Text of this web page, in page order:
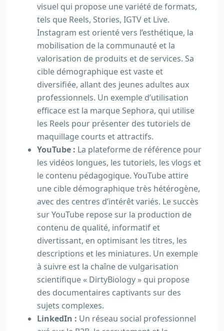
visuel qui propose une variété de formats,
tels que Reels, Stories, IGTV et Live.
Instagram est orienté vers l’esthétique, la
mobilisation de la communauté et la
valorisation de produits et de services. Sa
cible démographique est vaste et
diversifiée, allant des jeunes adultes aux
professionnels. Un exemple d’utilisation
efficace est la marque Sephora, qui utilise
les Reels pour présenter des tutoriels de
maquillage courts et attractifs.
YouTube : La plateforme de référence pour
les vidéos longues, les tutoriels, les vlogs et
le contenu pédagogique. YouTube attire
une cible démographique très hétérogène,
avec des centres d’intérêt variés. Le succès
sur YouTube repose sur la production de
contenu de qualité, informatif et
divertissant, en optimisant les titres, les
descriptions et les miniatures. Un exemple
à suivre est la chaîne de vulgarisation
scientifique « DirtyBiology » qui propose
des documentaires captivants sur des
sujets complexes.
LinkedIn : Un réseau social professionnel